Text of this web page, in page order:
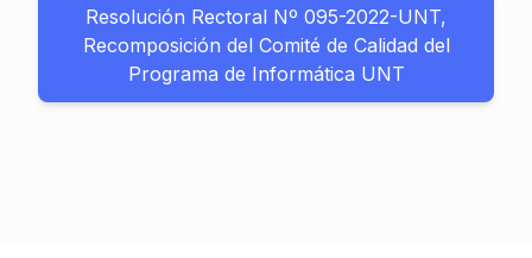
Resolución Rectoral Nº 095-2022-UNT,
Recomposición del Comité de Calidad del
Programa de Informática UNT